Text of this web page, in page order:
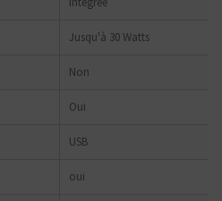
Jusqu'à 30 Watts
Non
Oui
USB
oui